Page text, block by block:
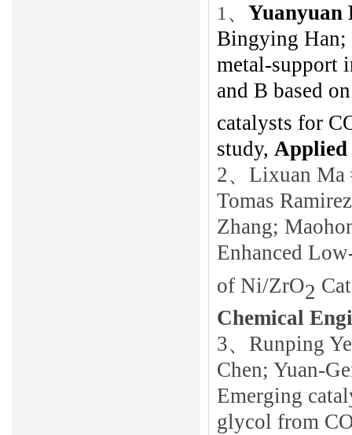
1 、 Yuanyuan
Bingying Han;
metal-support
and B based
catalysts for
study, Applied
2、 Lixuan Ma
Tomas
Zhang;
Enhanced
of Ni/ZrO2
Chemical
3、 Runping Ye
Chen; Yuan-
Emerging
glycol from